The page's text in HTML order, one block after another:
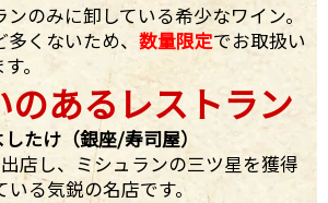
のみに卸している希少なワイン。
くないため、 数量限定でお取扱い
。
のあるレストラン
たけ（銀座/寿司屋）
店し、ミシュランの三ツ星を獲得
いる気鋭の名店です。